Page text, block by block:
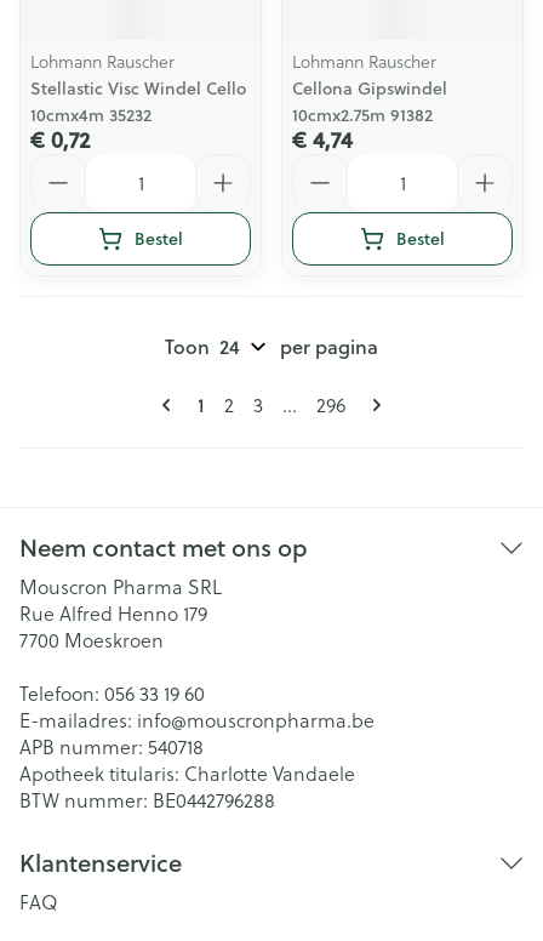
Lohmann Rauscher
Stellastic Visc Windel Cello
10cmx4m 35232
€ 0,72
Bestel
Lohmann Rauscher
Cellona Gipswindel
10cmx2.75m 91382
€ 4,74
Bestel
Pagina's
U lees momenteel pagina
1 Pagina
2 Pagina
3 ... Pagina
296
Toon per pagina
Neem contact met ons op
Mouscron Pharma SRL
Rue Alfred Henno 179
7700 Moeskroen
Telefoon: 056 33 19 60
E-mailadres: info@mouscronpharma.be
APB nummer: 540718
Apotheek titularis: Charlotte Vandaele
BTW nummer: BE0442796288
Klantenservice
FAQ